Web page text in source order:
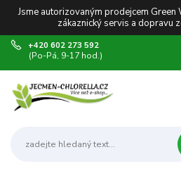
Jsme autorizovaným prodejcem Green
zákaznický servis a dopravu
+420 602 273 592
(Po-Pá, 9-17 hod.)